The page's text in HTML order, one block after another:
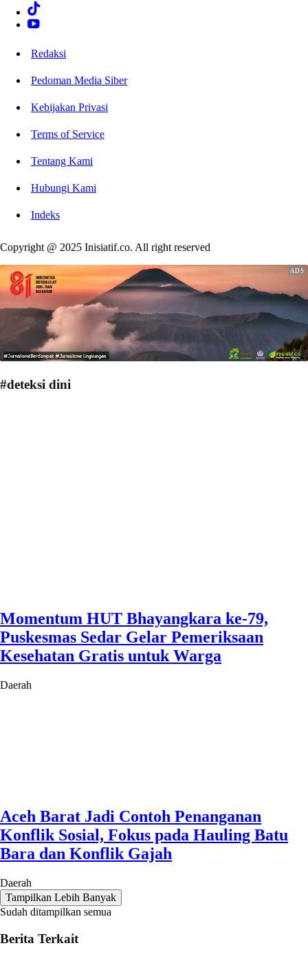
Redaksi
Pedoman Media Siber
Kebijakan Privasi
Terms of Service
Tentang Kami
Hubungi Kami
Indeks
Copyright @ 2025 Inisiatif.co. All right reserved
#deteksi dini
Momentum HUT Bhayangkara ke-79,
Puskesmas Sedar Gelar Pemeriksaan
Kesehatan Gratis untuk Warga
Daerah
Aceh Barat Jadi Contoh Penanganan
Konflik Sosial, Fokus pada Hauling Batu
Bara dan Konflik Gajah
Daerah
Tampilkan Lebih Banyak
Sudah ditampilkan semua
Berita Terkait